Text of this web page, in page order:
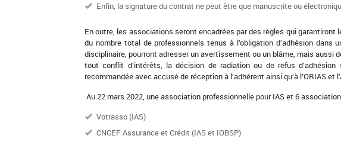
Enfin, la signature du contrat ne peut être que manuscrite ou
En outre, les associations seront encadrées par des règles qui
du nombre total de professionnels tenus à l’obligation d’adhésion
disciplinaire, pourront adresser un avertissement ou un blâme, mais aussi
tout conflit d’intérêts, la décision de radiation ou de refus
recommandée avec accusé de réception à l’adhérent ainsi qu’à l’ORIAS et
Au 22 mars 2022, une association professionnelle pour IAS et 6
Votrasso (IAS)
CNCEF Assurance et Crédit (IAS et IOBSP)